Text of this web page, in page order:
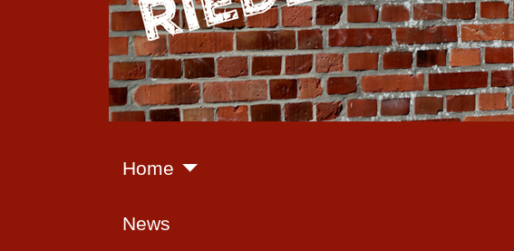
Home
News